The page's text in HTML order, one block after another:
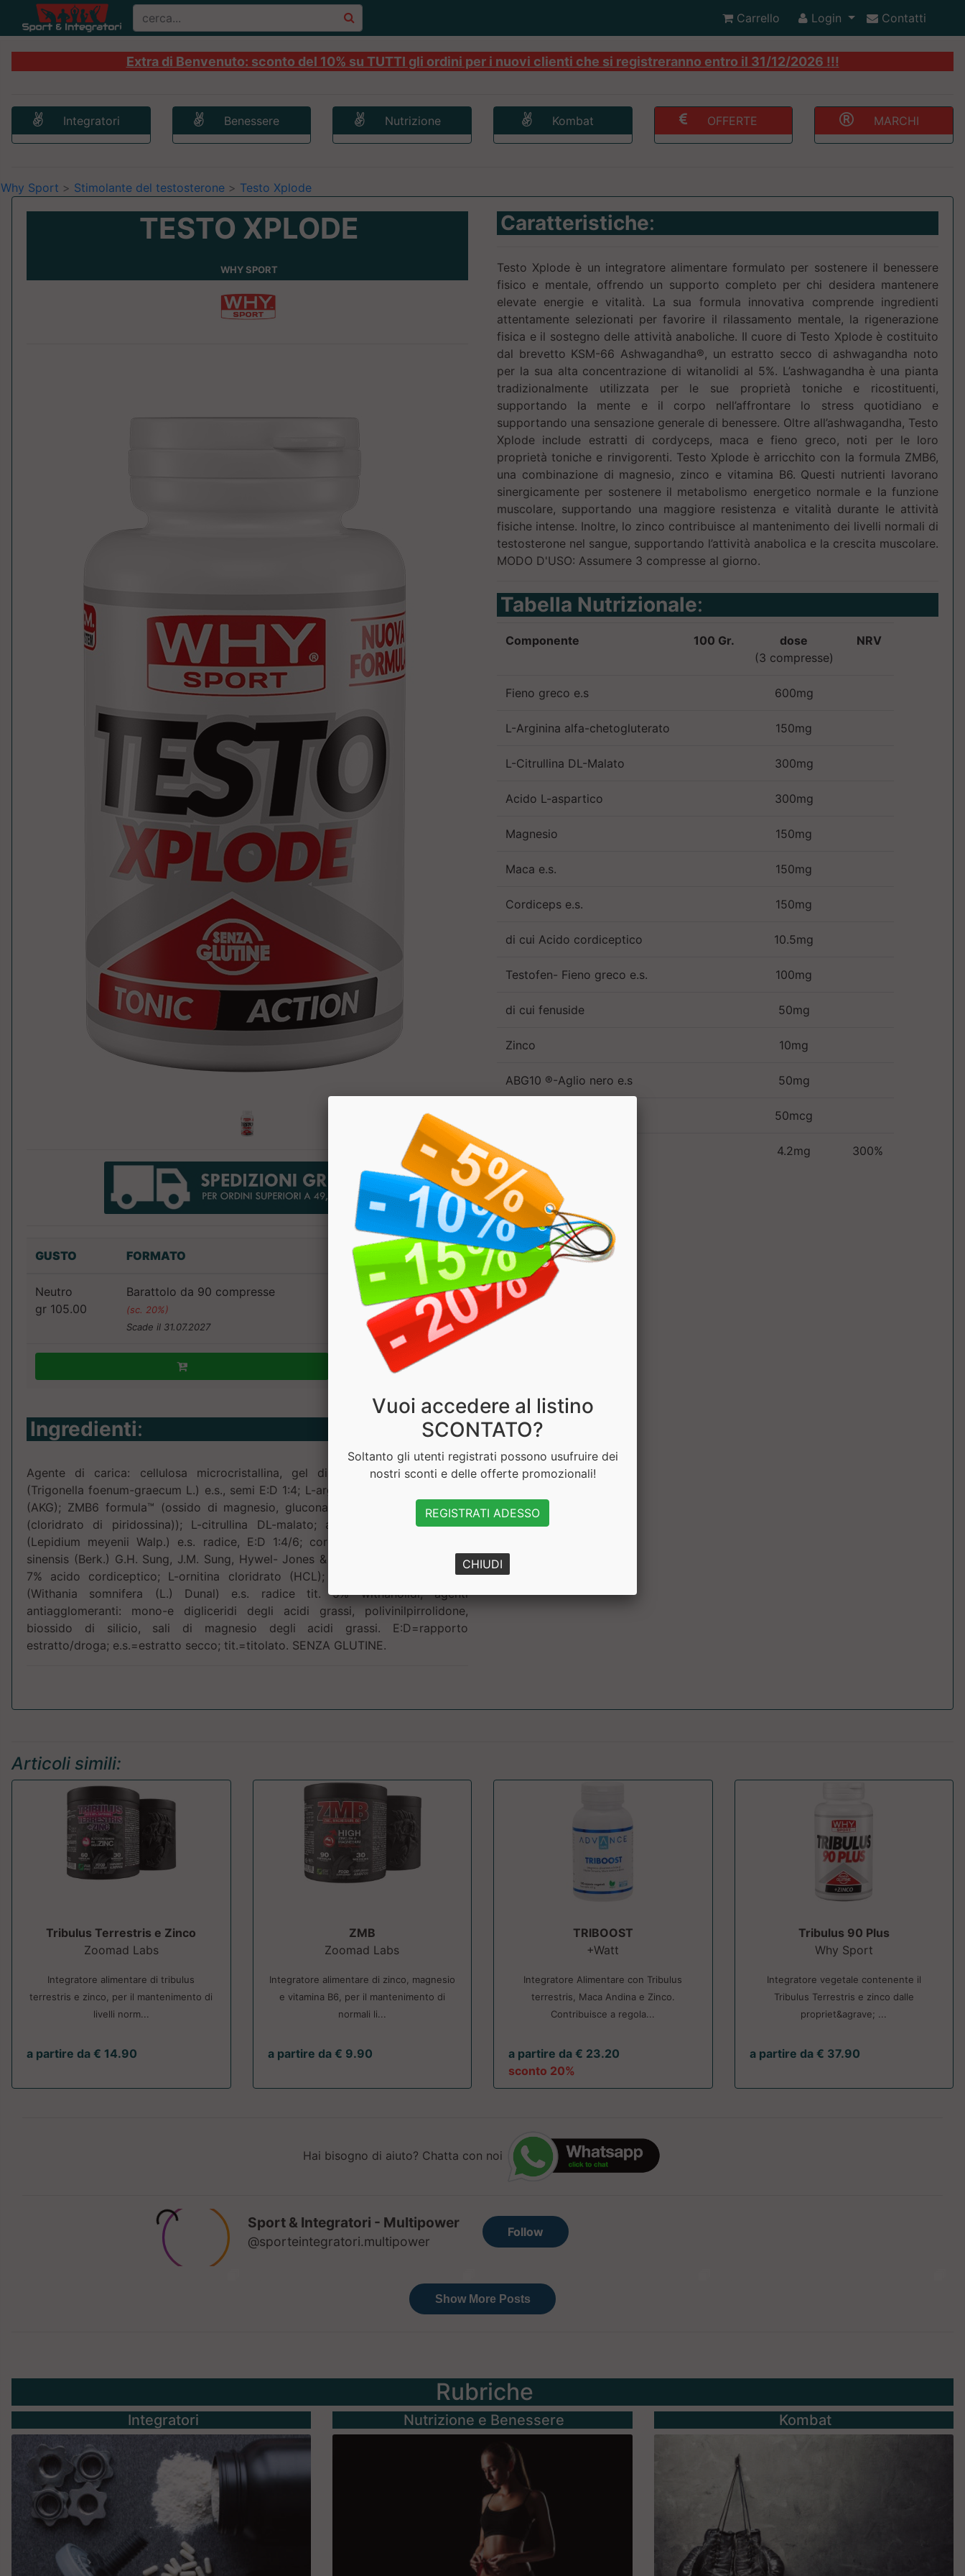
Carrello Login Contatti
Extra di Benvenuto: sconto del 10% su TUTTI gli ordini per i nuovi clienti che si registreranno entro il 31/12/2026 !!!
Integratori Benessere Nutrizione Kombat OFFERTE MARCHI
Why Sport > Stimolante del testosterone > Testo Xplode
TESTO XPLODE
WHY SPORT
GUSTO FORMATO PREZZO
Neutro
gr 105.00
Barattolo da 90 compresse
(sc. 20%)
Scade il 31.07.2027
€ 32.90
€ 26.32
Ingredienti:
Agente di carica: cellulosa microcristallina, gel di cellullosa; fieno greco
(Trigonella foenum-graecum L.) e.s., semi E:D 1:4; L-arginina alfa chetoglutarato
(AKG); ZMB6 formula™ (ossido di magnesio, gluconato di zinco, vitamina B6
(cloridrato di piridossina)); L-citrullina DL-malato; acido L-aspartico; maca
(Lepidium meyenii Walp.) e.s. radice, E:D 1:4/6; cordyceps (Ophiocordyceps
sinensis (Berk.) G.H. Sung, J.M. Sung, Hywel- Jones & Spatafora) e.s. fungo tit.
7% acido cordiceptico; L-ornitina cloridrato (HCL); KSM-66® Ashwagandha
(Withania somnifera (L.) Dunal) e.s. radice tit. 5% withanolidi; agenti
antiagglomeranti: mono-e digliceridi degli acidi grassi, polivinilpirrolidone,
biossido di silicio, sali di magnesio degli acidi grassi. E:D=rapporto
estratto/droga; e.s.=estratto secco; tit.=titolato. SENZA GLUTINE.
Caratteristiche:
Testo Xplode è un integratore alimentare formulato per sostenere il benessere
fisico e mentale, offrendo un supporto completo per chi desidera mantenere
elevate energie e vitalità. La sua formula innovativa comprende ingredienti
attentamente selezionati per favorire il rilassamento mentale, la rigenerazione
fisica e il sostegno delle attività anaboliche. Il cuore di Testo Xplode è costituito
dal brevetto KSM-66 Ashwagandha®, un estratto secco di ashwagandha noto
per la sua alta concentrazione di witanolidi al 5%. L’ashwagandha è una pianta
tradizionalmente utilizzata per le sue proprietà toniche e ricostituenti,
supportando la mente e il corpo nell’affrontare lo stress quotidiano e
supportando una sensazione generale di benessere. Oltre all’ashwagandha, Testo
Xplode include estratti di cordyceps, maca e fieno greco, noti per le loro
proprietà toniche e rinvigorenti. Testo Xplode è arricchito con la formula ZMB6,
una combinazione di magnesio, zinco e vitamina B6. Questi nutrienti lavorano
sinergicamente per sostenere il metabolismo energetico normale e la funzione
muscolare, supportando una maggiore resistenza e vitalità durante le attività
fisiche intense. Inoltre, lo zinco contribuisce al mantenimento dei livelli normali di
testosterone nel sangue, supportando l’attività anabolica e la crescita muscolare.
MODO D'USO: Assumere 3 compresse al giorno.
Tabella Nutrizionale:
Componente 100 Gr.
dose
(3 compresse)
NRV
Fieno greco e.s 600mg
L-Arginina alfa-chetogluterato 150mg
L-Citrullina DL-Malato 300mg
Acido L-aspartico 300mg
Magnesio 150mg
Maca e.s. 150mg
Cordiceps e.s. 150mg
di cui Acido cordiceptico 10.5mg
Testofen- Fieno greco e.s. 100mg
di cui fenuside 50mg
Zinco 10mg
ABG10 ®-Aglio nero e.s 50mg
50mcg
Vitamina B6 4.2mg 300%
Articoli simili:
Tribulus Terrestris e Zinco
Zoomad Labs
Integratore alimentare di tribulus
terrestris e zinco, per il mantenimento di
livelli norm...
a partire da € 14.90
ZMB
Zoomad Labs
Integratore alimentare di zinco, magnesio
e vitamina B6, per il mantenimento di
normali li...
a partire da € 9.90
TRIBOOST
+Watt
Integratore Alimentare con Tribulus
terrestris, Maca Andina e Zinco.
Contribuisce a regola...
a partire da € 23.20
sconto 20%
Tribulus 90 Plus
Why Sport
Integratore vegetale contenente il
Tribulus Terrestris e zinco dalle
propriet&agrave; ...
a partire da € 37.90
Hai bisogno di aiuto? Chatta con noi
Rubriche
Integratori Nutrizione e Benessere Kombat
Vuoi accedere al listino
SCONTATO?
Soltanto gli utenti registrati possono usufruire dei
nostri sconti e delle offerte promozionali!
REGISTRATI ADESSO
CHIUDI